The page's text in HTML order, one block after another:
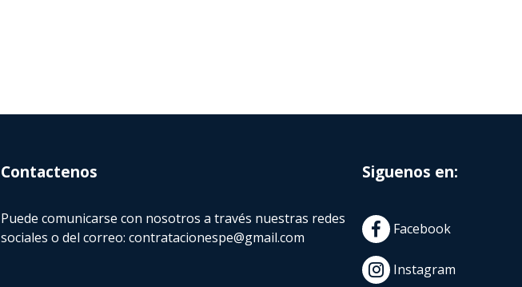
Contactenos
Puede comunicarse con nosotros a través nuestras redes
sociales o del correo:contratacionespe@gmail.com
Siguenos en:
Facebook
Instagram